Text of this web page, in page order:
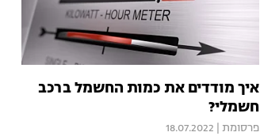
איך מודדים את כמות החשמל ברכב
חשמלי?
פרסומת 18.07.2022